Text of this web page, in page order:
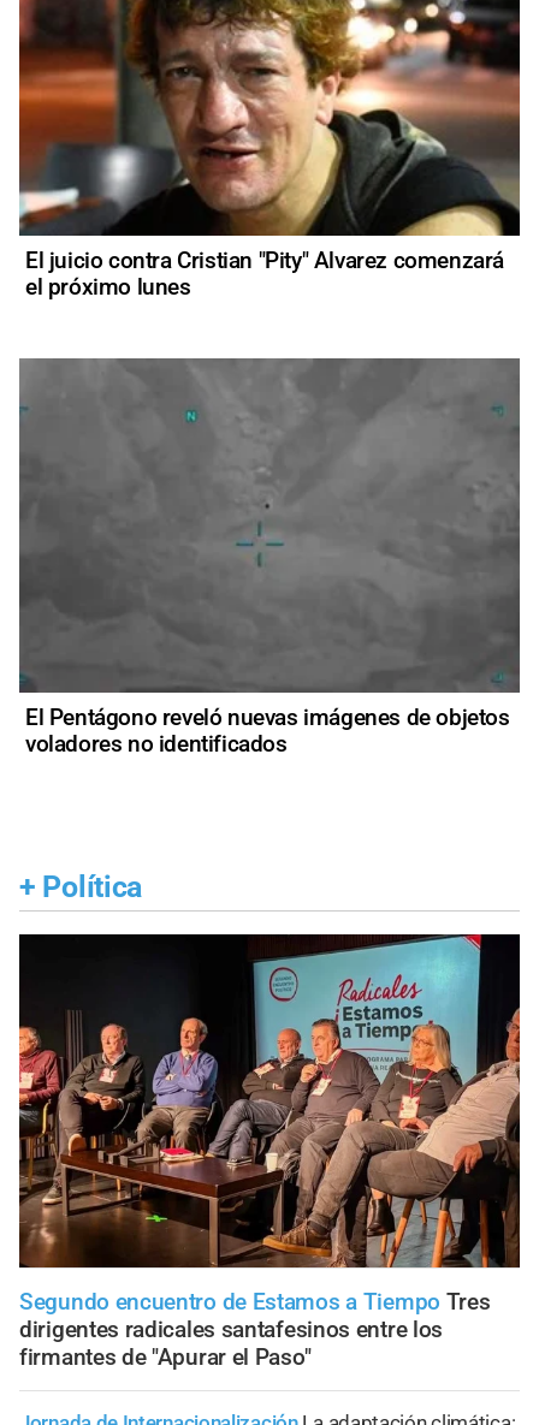
El juicio contra Cristian "Pity" Alvarez comenzará
el próximo lunes
El Pentágono reveló nuevas imágenes de objetos
voladores no identificados
+ Política
Segundo encuentro de Estamos a Tiempo Tres
dirigentes radicales santafesinos entre los
firmantes de "Apurar el Paso"